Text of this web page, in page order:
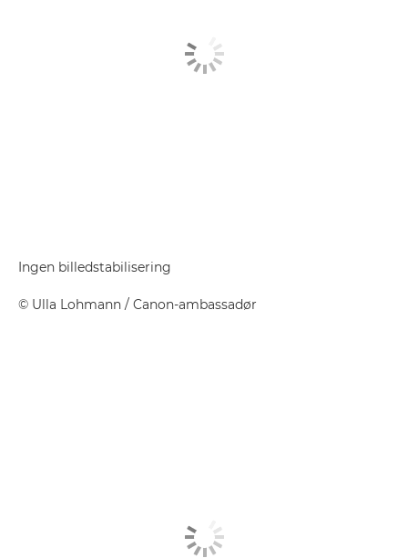
Ingen billedstabilisering
© Ulla Lohmann / Canon-ambassadør